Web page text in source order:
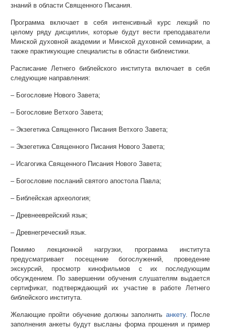
знаний в области Священного Писания.
Программа включает в себя интенсивный курс лекций по
целому ряду дисциплин, которые будут вести преподаватели
Минской духовной академии и Минской духовной семинарии, а
также практикующие специалисты в области библеистики.
Расписание Летнего библейского института включает в себя
следующие направления:
– Богословие Нового Завета;
– Богословие Ветхого Завета;
– Экзегетика Священного Писания Ветхого Завета;
– Экзегетика Священного Писания Нового Завета;
– Исагогика Священного Писания Нового Завета;
– Богословие посланий святого апостола Павла;
– Библейская археология;
– Древнееврейский язык;
– Древнегреческий язык.
Помимо лекционной нагрузки, программа института
предусматривает посещение богослужений, проведение
экскурсий, просмотр кинофильмов с их последующим
обсуждением. По завершении обучения слушателям выдается
сертификат, подтверждающий их участие в работе Летнего
библейского института.
Желающие пройти обучение должны заполнить анкету. После
заполнения анкеты будут высланы форма прошения и пример